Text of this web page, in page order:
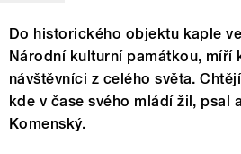
Do historického objektu kaple
Národní kulturní památkou, míří
návštěvníci z celého světa.
kde v čase svého mládí žil, psal
Komenský.